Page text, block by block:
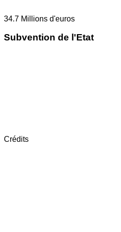
34.7 Millions d'euros
Subvention de l'Etat
Crédits